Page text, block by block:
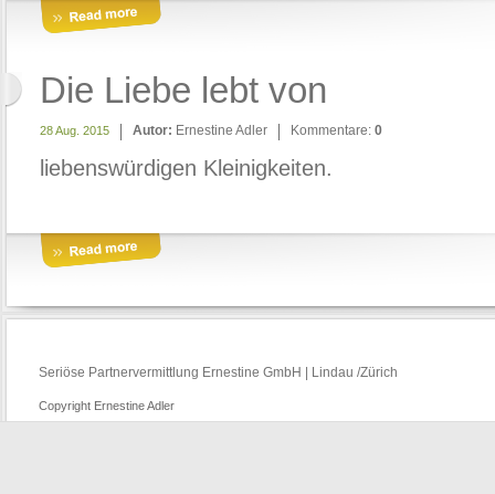
Die Liebe lebt von
28 Aug. 2015 Autor: Ernestine Adler Kommentare: 0
liebenswürdigen Kleinigkeiten.
Seriöse Partnervermittlung Ernestine GmbH | Lindau /Zürich
Copyright Ernestine Adler